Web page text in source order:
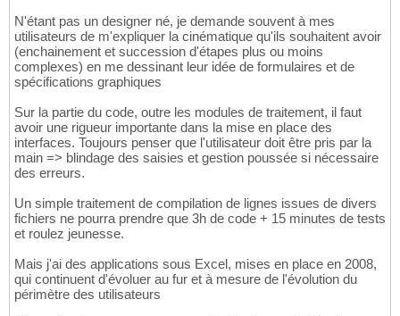
N'étant pas un designer né, je demande souvent à mes
utilisateurs de m'expliquer la cinématique qu'ils souhaitent avoir
(enchainement et succession d'étapes plus ou moins
complexes) en me dessinant leur idée de formulaires et de
spécifications graphiques
Sur la partie du code, outre les modules de traitement, il faut
avoir une rigueur importante dans la mise en place des
interfaces. Toujours penser que l'utilisateur doit être pris par la
main => blindage des saisies et gestion poussée si nécessaire
des erreurs.
Un simple traitement de compilation de lignes issues de divers
fichiers ne pourra prendre que 3h de code + 15 minutes de tests
et roulez jeunesse.
Mais j'ai des applications sous Excel, mises en place en 2008,
qui continuent d'évoluer au fur et à mesure de l'évolution du
périmètre des utilisateurs